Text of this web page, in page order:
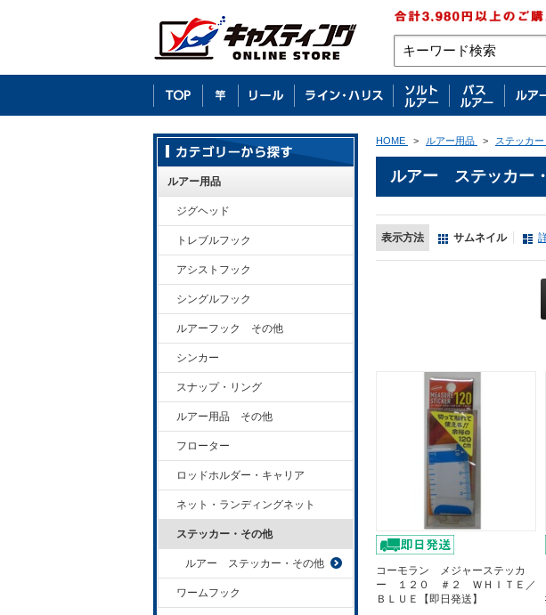
HOME > ルアー用品 > ステッカ
ルアー ステッカー
表示方法 サムネイル
コーモラン メジャーステッカ
ー １２０ ＃２ ＷＨＩＴＥ／
ＢＬＵＥ【即日発送】
ルアー用品
ジグヘッド
トレブルフック
アシストフック
シングルフック
ルアーフック その他
シンカー
スナップ・リング
ルアー用品 その他
フローター
ロッドホルダー・キャリア
ネット・ランディングネット
ステッカー・その他
ルアー ステッカー・その他
ワームフック